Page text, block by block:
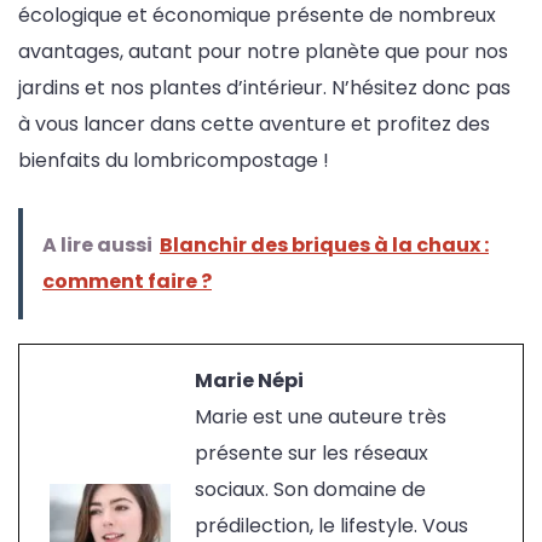
écologique et économique présente de nombreux
avantages, autant pour notre planète que pour nos
jardins et nos plantes d’intérieur. N’hésitez donc pas
à vous lancer dans cette aventure et profitez des
bienfaits du lombricompostage !
A lire aussi Blanchir des briques à la chaux :
comment faire ?
Marie Népi
Marie est une auteure très
présente sur les réseaux
sociaux. Son domaine de
prédilection, le lifestyle. Vous